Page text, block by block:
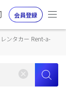
会員登録
ンタカー Rent-a-